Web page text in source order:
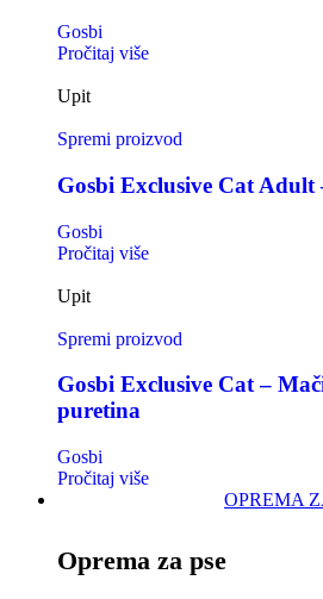
Gosbi
Pročitaj više
Upit
Spremi proizvod
Gosbi Exclusive Cat
Gosbi
Pročitaj više
Upit
Spremi proizvod
Gosbi Exclusive Cat –
puretina
Gosbi
Pročitaj više
OPREMA
Oprema za pse